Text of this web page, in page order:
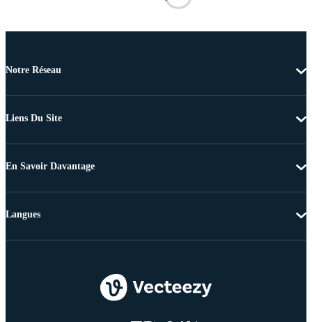
Notre Réseau
Liens Du Site
En Savoir Davantage
Langues